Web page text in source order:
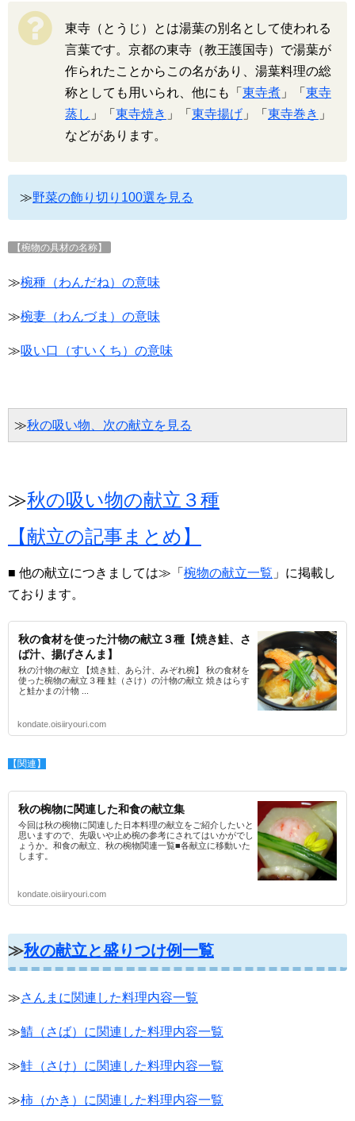
東寺（とうじ）とは湯葉の別名として使われる
言葉です。京都の東寺（教王護国寺）で湯葉が
作られたことからこの名があり、湯葉料理の総
称としても用いられ、他にも「 東寺煮 」「 東寺
蒸し 」「 東寺焼き 」「 東寺揚げ 」「 東寺巻き 」
などがあります。
≫野菜の飾り切り100選を見る
【椀物の具材の名称】
≫椀種（わんだね）の意味
≫椀妻（わんづま）の意味
≫吸い口（すいくち）の意味
≫秋の吸い物、次の献立を見る
≫秋の吸い物の献立３種
【献立の記事まとめ】
■ 他の献立につきましては≫「 椀物の献立一覧 」に掲載し
ております。
秋の食材を使った汁物の献立３種【焼き鮭、さ
ば汁、揚げさんま】
秋の汁物の献立 【焼き鮭、あら汁、みぞれ椀】 秋の食材を
使った椀物の献立３種 鮭（さけ）の汁物の献立 焼きはらす
と鮭かまの汁物 ...
kondate.oisiiryouri.com
【関連】
秋の椀物に関連した和食の献立集
今回は秋の椀物に関連した日本料理の献立をご紹介したいと
思いますので、先吸いや止め椀の参考にされてはいかがでし
ょうか。和食の献立、秋の椀物関連一覧■各献立に移動いた
します。
kondate.oisiiryouri.com
≫秋の献立と盛りつけ例一覧
≫さんまに関連した料理内容一覧
≫鯖（さば）に関連した料理内容一覧
≫鮭（さけ）に関連した料理内容一覧
≫柿（かき）に関連した料理内容一覧